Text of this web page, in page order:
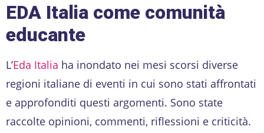
EDA Italia come comunità
educante
L’Eda Italia ha inondato nei mesi scorsi diverse
regioni italiane di eventi in cui sono stati affrontati
e approfonditi questi argomenti. Sono state
raccolte opinioni, commenti, riflessioni e criticità.